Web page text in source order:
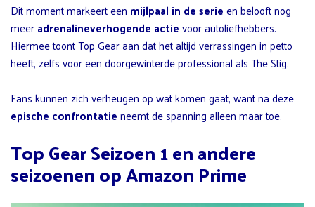
Dit moment markeert een mijlpaal in de serieen belooft nog
meeradrenalineverhogende actievoor autoliefhebbers.
Hiermee toont Top Gear aan dat het altijd verrassingen in petto
heeft, zelfs voor een doorgewinterde professional als The Stig.
Fans kunnen zich verheugen op wat komen gaat, want na deze
epische confrontatieneemt de spanning alleen maar toe.
Top Gear Seizoen 1 en andere
seizoenen op Amazon Prime